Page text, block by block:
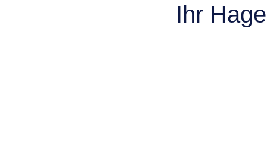
Ihr